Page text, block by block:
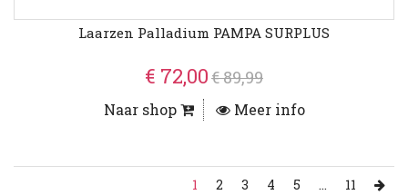
Laarzen Palladium PAMPA SURPLUS
€ 72,00€ 89,99
Naar shop Meer info
1 2 3 4 5 ... 11